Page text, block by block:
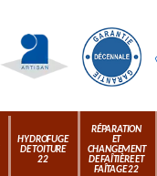
HYDROFUGE
DE TOITURE
22
RÉPARATION
ET
CHANGEMENT
DE FAÎTIÈRE ET
FAÎTAGE 22